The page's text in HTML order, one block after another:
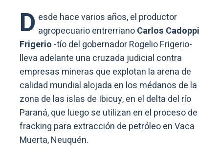
D esde hace varios años, el productor
agropecuario entrerrianoCarlos Cadoppi
Frigerio -tío del gobernador Rogelio Frigerio-
lleva adelante una cruzada judicial contra
empresas mineras que explotan la arena de
calidad mundial alojada en los médanos de la
zona de las islas de Ibicuy, en el delta del río
Paraná, que luego se utilizan en el proceso de
fracking para extracción de petróleo en Vaca
Muerta, Neuquén.